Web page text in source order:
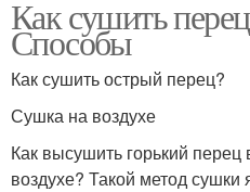
Как сушить
Способы
Как сушить острый перец?
Сушка на воздухе
Как высушить горький
воздухе? Такой метод сушки